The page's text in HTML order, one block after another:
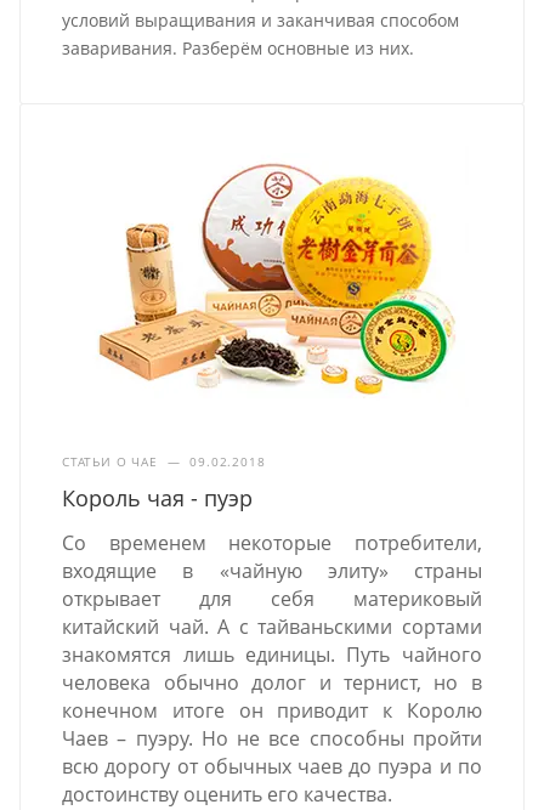
условий выращивания и заканчивая способом
заваривания. Разберём основные из них.
СТАТЬИ О ЧАЕ — 09.02.2018
Король чая - пуэр
Со временем некоторые потребители,
входящие в «чайную элиту» страны
открывает для себя материковый
китайский чай. А с тайваньскими сортами
знакомятся лишь единицы. Путь чайного
человека обычно долог и тернист, но в
конечном итоге он приводит к Королю
Чаев – пуэру. Но не все способны пройти
всю дорогу от обычных чаев до пуэра и по
достоинству оценить его качества.